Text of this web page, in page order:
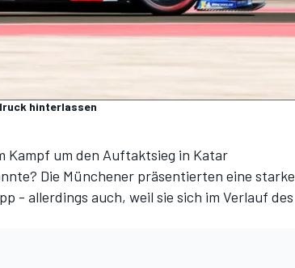
hinterlassen
Kampf um den Auftaktsieg in Katar
Die Münchener präsentierten eine starke
- allerdings auch, weil sie sich im Verlauf des